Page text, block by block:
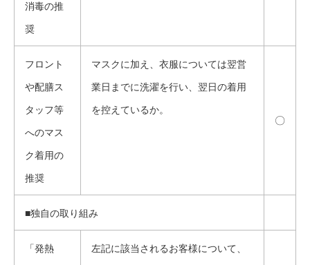
消毒の推
奨
フロント
や配膳ス
タッフ等
へのマス
ク着用の
推奨
マスクに加え、衣服については翌営
業日までに洗濯を行い、翌日の着用
を控えているか。
〇
■独自の取り組み
「発熱 左記に該当されるお客様について、